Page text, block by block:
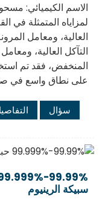
الاسم الكيميائي:
لمزاياه المتمثلة في
العالية، ومعامل
التآكل العالية،
المنخفض، فقد تم
على نطاق واسع في
سؤال
سبيكة الرينيوم